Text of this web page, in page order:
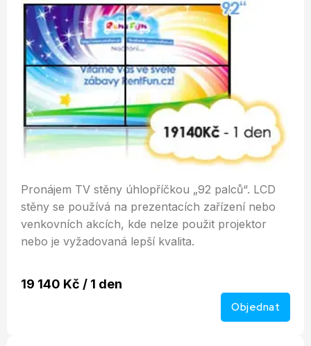
Pronájem TV stěny úhlopříčkou „92 palců“. LCD
stěny se používá na prezentacích zařízení nebo
venkovních akcích, kde nelze použit projektor
nebo je vyžadovaná lepší kvalita.
19 140 Kč / 1 den
Objednat